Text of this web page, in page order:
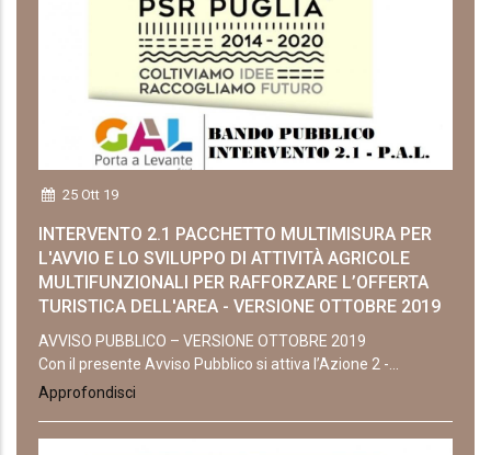
25 Ott 19
INTERVENTO 2.1 PACCHETTO MULTIMISURA PER
L'AVVIO E LO SVILUPPO DI ATTIVITÀ AGRICOLE
MULTIFUNZIONALI PER RAFFORZARE L’OFFERTA
TURISTICA DELL'AREA - VERSIONE OTTOBRE 2019
AVVISO PUBBLICO – VERSIONE OTTOBRE 2019
Con il presente Avviso Pubblico si attiva l’Azione 2 -...
Approfondisci